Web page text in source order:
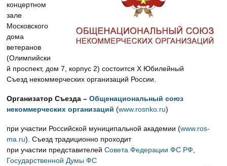
концертном
зале
Московского
дома
ветеранов
(Олимпийски
й проспект, дом 7, корпус 2) состоится Х Юбилейный
Съезд некоммерческих организаций России.
Организатор Съезда –Общенациональный союз
некоммерческих организаций (www.rosnko.ru)
при участии Российской муниципальной академии (www.ros-
ma.ru). Съезд традиционно проходит
при участии представителейСовета Федерации ФС РФ
Государственной Думы ФС